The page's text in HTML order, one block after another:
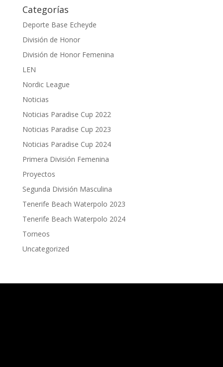
Categorías
Deporte Base Echeyde
División de Honor
División de Honor Femenina
LEN
Nordic League
Noticias
Noticias Paradise Cup 2022
Noticias Paradise Cup 2023
Noticias Paradise Cup 2024
Primera División Femenina
Proyectos
Segunda División Masculina
Tenerife Beach Waterpolo 2023
Tenerife Beach Waterpolo 2024
Torneos
Uncategorized